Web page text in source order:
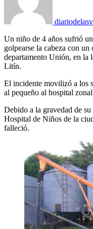
Un niño de 4 años sufrió
golpearse la cabeza con
departamento Unión, en la
Litín.
El incidente movilizó a los
al pequeño al hospital
Debido a la gravedad de
Hospital de Niños de la
falleció.